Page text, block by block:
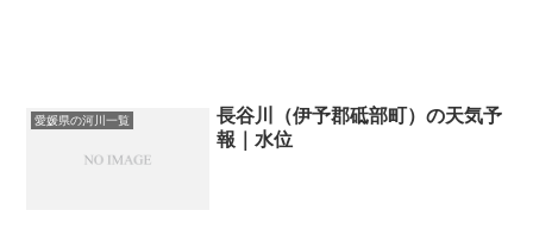
愛媛県の河川一覧
長谷川（伊予郡砥部町）の天気予
報｜水位